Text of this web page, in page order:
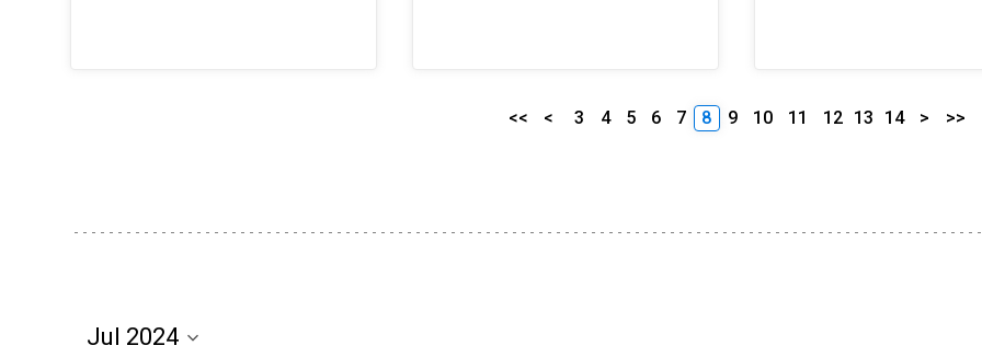
<< < 3 4 5 6 7 8 9 10 11 12 13 14 > >>